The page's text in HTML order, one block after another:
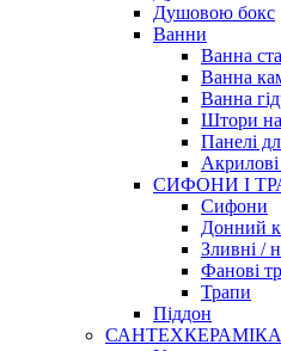
Душовою бокс
Ванни
Ванна
Ванна
Ванна
Штори
Панелі
СИФОНИ І
Сифони
Донний
Зливні /
Фанові
Трапи
Піддон
САНТЕХКЕРАМІКА